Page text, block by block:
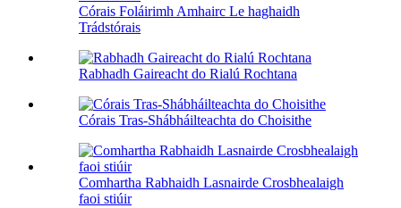
Córais Foláirimh Amhairc Le haghaidh
Trádstórais
Rabhadh Gaireacht do Rialú Rochtana
Córais Tras-Shábháilteachta do Choisithe
Comhartha Rabhaidh Lasnairde Crosbhealaigh
faoi stiúir